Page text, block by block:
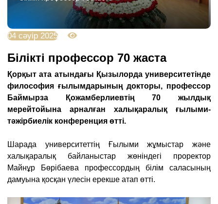
04 сәуір 2025
Білікті профессор 70 жаста
Қорқыт ата атындағы Қызылорда университетінде
философия ғылымдарының докторы, профессор
Баймырза Қожамберлиевтің 70 жылдық
мерейтойына арналған халықаралық ғылыми-
тәжірбиелік конференция өтті.
Шарада университеттің Ғылыми жұмыстар және
халықаралық байланыстар жөніндегі проректор
Майнұр Бөрібаева профессордың білім саласының
дамуына қосқан үлесін ерекше атап өтті.